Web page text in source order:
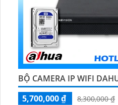
BỘ CAMERA IP WIFI
5,700,000 ₫
8,300,000 ₫